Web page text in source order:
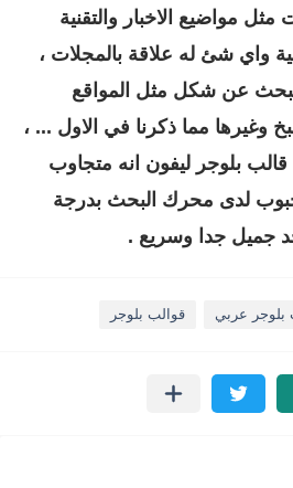
مواضيع الاخبار والتقنية
واي شئ له علاقة بالمجلات ،
يبحث عن شكل مثل المواقع
وغيرها مما ذكرنا في الاول ... ،
قالب بلوجر ليفون انه متجاوب
لدى محرك البحث بدرجة
جميل جدا وسريع .
بلوجر عربي قوالب بلوجر